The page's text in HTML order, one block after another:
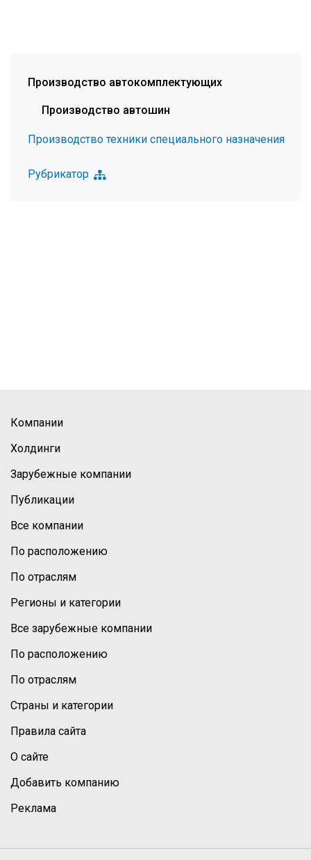
Производство автокомплектующих
Производство автошин
Производство техники специального назначения
Рубрикатор
Компании
Холдинги
Зарубежные компании
Публикации
Все компании
По расположению
По отраслям
Регионы и категории
Все зарубежные компании
По расположению
По отраслям
Страны и категории
Правила сайта
О сайте
Добавить компанию
Реклама